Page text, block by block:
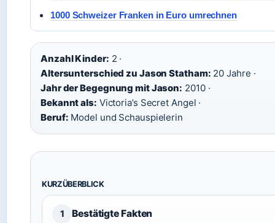
1000 Schweizer Franken in Euro umrechnen
Anzahl Kinder: 2 ·
Altersunterschied zu Jason Statham: 20 Jahre ·
Jahr der Begegnung mit Jason: 2010 ·
Bekannt als: Victoria’s Secret Angel ·
Beruf: Model und Schauspielerin
KURZÜBERBLICK
1 Bestätigte Fakten